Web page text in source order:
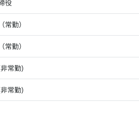
役
常勤）
常勤）
常勤)
常勤)